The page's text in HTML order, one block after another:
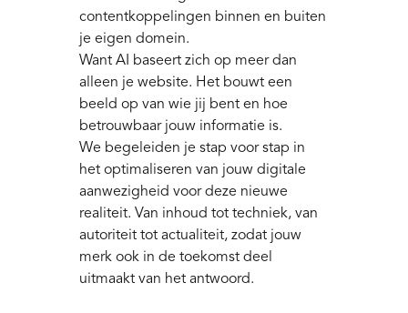
contentkoppelingen binnen en buiten
je eigen domein.
Want AI baseert zich op meer dan
alleen je website. Het bouwt een
beeld op van wie jij bent en hoe
betrouwbaar jouw informatie is.
We begeleiden je stap voor stap in
het optimaliseren van jouw digitale
aanwezigheid voor deze nieuwe
realiteit. Van inhoud tot techniek, van
autoriteit tot actualiteit, zodat jouw
merk ook in de toekomst deel
uitmaakt van het antwoord.